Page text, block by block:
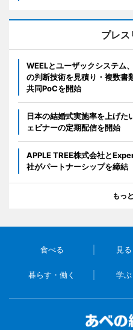
プレス
WEELとユーザックシステム
の判断技術を見積り・複数書
共同PoCを開始
日本の結婚式実施率を上げた
ェビナーの定期配信を開始
APPLE TREE株式会社と
社がパートナーシップを締結
もっ
食べる 見
暮らす・働く 学